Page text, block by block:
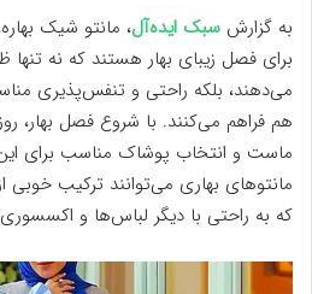
به گزارش سبک ایده‌آل، مانتو شیک
برای فصل زیبای بهار هستند که نه
می‌دهند، بلکه راحتی و تنفس‌پذیری
هم فراهم می‌کنند. با شروع فصل بهار،
ماست و انتخاب پوشاک مناسب برای
مانتوهای بهاری می‌توانند ترکیب
که به راحتی با دیگر لباس‌ها و